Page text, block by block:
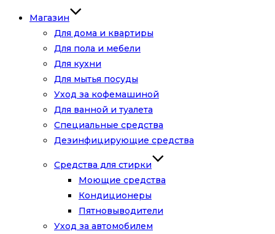
Магазин
Для дома и квартиры
Для пола и мебели
Для кухни
Для мытья посуды
Уход за кофемашиной
Для ванной и туалета
Специальные средства
Дезинфицирующие средства
Средства для стирки
Моющие средства
Кондиционеры
Пятновыводители
Уход за автомобилем